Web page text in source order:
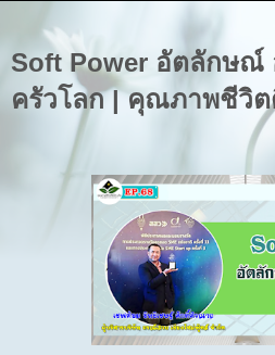
Soft Power อัตลักษณ์
ครัวโลก | คุณภาพชีวิ